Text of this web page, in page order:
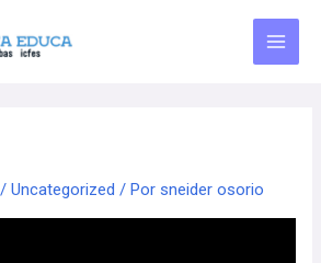
/Uncategorized / Porsneider osorio